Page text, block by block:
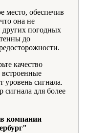
место, обеспечив
она не
других погодных
до
качество
уровень сигнала.
сигнала для более
компании